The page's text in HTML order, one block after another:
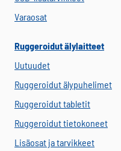
Varaosat
Ruggeroidut älylaitteet
Uutuudet
Ruggeroidut älypuhelimet
Ruggeroidut tabletit
Ruggeroidut tietokoneet
Lisäosat ja tarvikkeet